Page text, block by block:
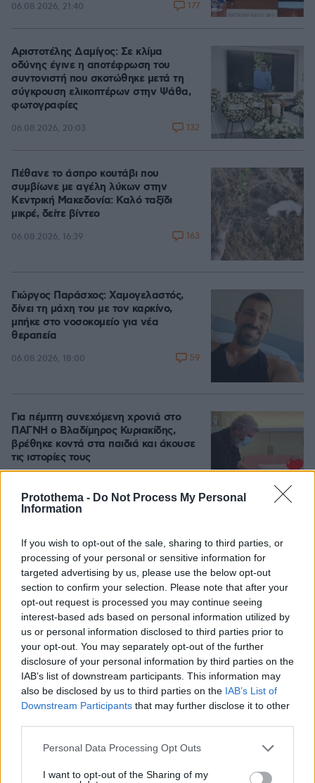
Protothema - Do Not Process My Personal
Information
If you wish to opt-out of the sale, sharing to third parties, or
processing of your personal or sensitive information for
targeted advertising by us, please use the below opt-out
section to confirm your selection. Please note that after your
opt-out request is processed you may continue seeing
interest-based ads based on personal information utilized by
us or personal information disclosed to third parties prior to
your opt-out. You may separately opt-out of the further
disclosure of your personal information by third parties on the
IAB’s list of downstream participants. This information may
also be disclosed by us to third parties on the IAB’s List of
Downstream Participants that may further disclose it to other
Please note that this website/app uses one or more Google
not limited to your visit or usage behaviour. You may click to
Personal Data Processing Opt Outs
I want to opt-out of the Sharing of my
06.08.2026, 21:40 177
Αριστοτέλης Δαμίγος: Σε κλίμα
οδύνης έγινε η αποτέφρωση του
συντονιστή που σκοτώθηκε μετά τη
σύγκρουση ελικοπτέρων στην Ψάθα,
φωτογραφίες
06.08.2026, 20:03 132
Πέθανε το άσπρο κουτάβι που
συμβίωνε με αγέλη λύκων στην
Κεντρική Μακεδονία: Καλό ταξίδι
μικρέ, δείτε βίντεο
06.08.2026, 16:39 163
Γιώργος Παράσχος: Χαμογελαστός,
δίνει τη μάχη του με τον καρκίνο,
μπήκε στο νοσοκομείο για νέα
θεραπεία
06.08.2026, 18:00 59
Για πέμπτη συνεχόμενη χρονιά στο
ΠΑΓΝΗ ο Βλαδίμηρος Κυριακίδης,
βρέθηκε κοντά στα παιδιά και άκουσε
τις ιστορίες τους
Games
Cut The Rope Northern Heights Candy
ΔΕΙΤΕ ΟΛΑ ΤΑ GAMES